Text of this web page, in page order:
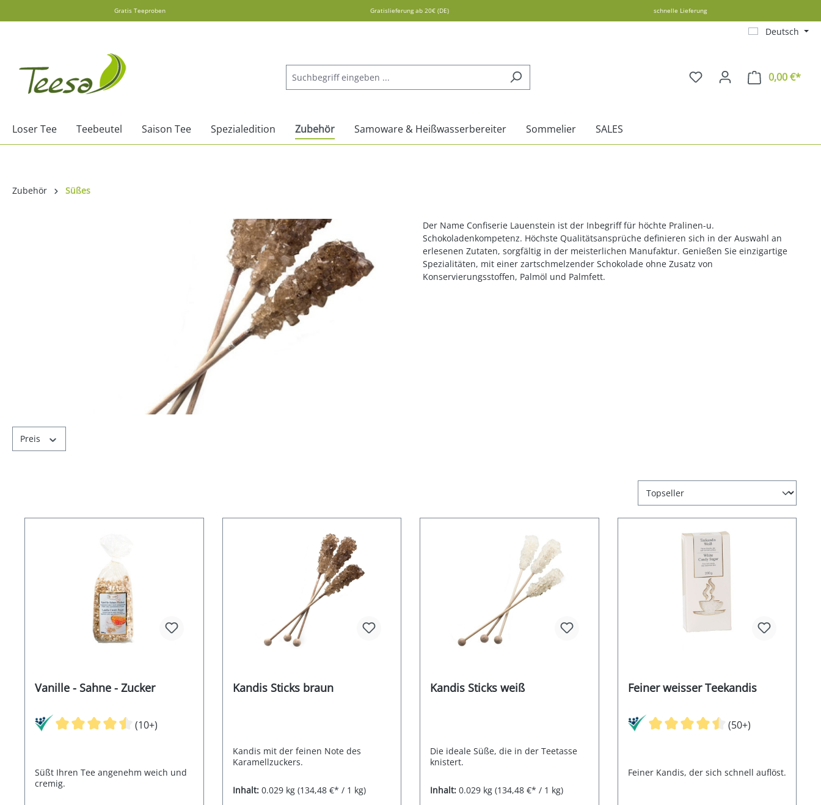
Zur Hauptnavigation springen
Gratis Teeproben Gratislieferung ab 20€ (DE) schnelle Lieferung
Deutsch
0,00 €*
Loser Tee Teebeutel Saison Tee Spezialedition Zubehör Samoware & Heißwasserbereiter Sommelier SALES
Zubehör Süßes
Der Name Confiserie Lauenstein ist der Inbegriff für höchte Pralinen-u.
Schokoladenkompetenz. Höchste Qualitätsansprüche definieren sich in der Auswahl an
erlesenen Zutaten, sorgfältig in der meisterlichen Manufaktur. Genießen Sie einzigartige
Spezialitäten, mit einer zartschmelzender Schokolade ohne Zusatz von
Konservierungsstoffen, Palmöl und Palmfett.
Preis
Vanille - Sahne - Zucker
(10+)
Süßt Ihren Tee angenehm weich und
cremig.
Kandis Sticks braun
Kandis mit der feinen Note des
Karamellzuckers.
Inhalt: 0.029 kg (134,48 €* / 1 kg)
Kandis Sticks weiß
Die ideale Süße, die in der Teetasse
knistert.
Inhalt: 0.029 kg (134,48 €* / 1 kg)
Feiner weisser Teekandis
(50+)
Feiner Kandis, der sich schnell auflöst.